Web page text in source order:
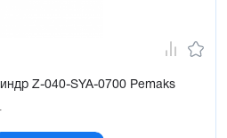
Z-040-SYA-0700 Pemaks